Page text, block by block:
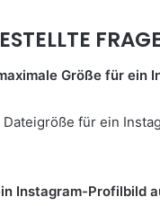
Größe für ein
Dateigröße für ein
Instagram-Profilbild